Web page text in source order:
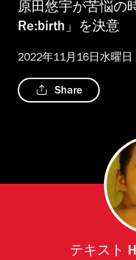
原田悠宇が苦悩の
Re:birth」を決意
2022年11月16日水曜日
Share
テキスト